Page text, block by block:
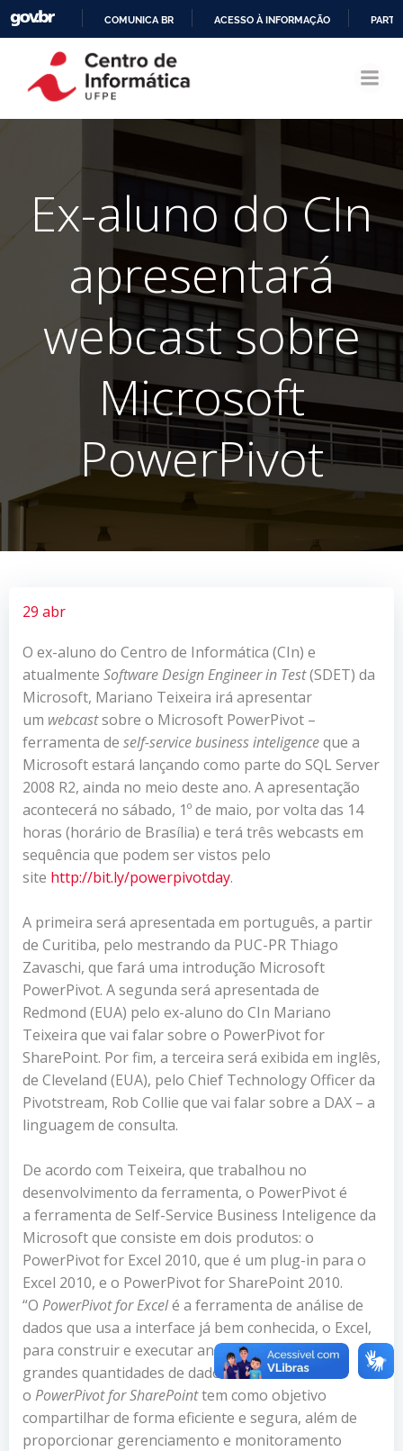
CONTEÚDO
COMUNICA BR ACESSO À INFORMAÇÃO
Ex-aluno do CIn
apresentará
webcast sobre
Microsoft
PowerPivot
29 abr
O ex-aluno do Centro de Informática (CIn) e
atualmente Software Design Engineer in Test(SDET) da
Microsoft, Mariano Teixeira irá apresentar
um webcastsobre o Microsoft PowerPivot –
ferramenta de self-service business inteligenceque a
Microsoft estará lançando como parte do SQL Server
2008 R2, ainda no meio deste ano. A apresentação
acontecerá no sábado, 1º de maio, por volta das 14
horas (horário de Brasília) e terá três webcasts em
sequência que podem ser vistos pelo
site http://bit.ly/powerpivotday.
A primeira será apresentada em português, a partir
de Curitiba, pelo mestrando da PUC-PR Thiago
Zavaschi, que fará uma introdução Microsoft
PowerPivot. A segunda será apresentada de
Redmond (EUA) pelo ex-aluno do CIn Mariano
Teixeira que vai falar sobre o PowerPivot for
SharePoint. Por fim, a terceira será exibida em inglês,
de Cleveland (EUA), pelo Chief Technology Officer da
Pivotstream, Rob Collie que vai falar sobre a DAX – a
linguagem de consulta.
De acordo com Teixeira, que trabalhou no
desenvolvimento da ferramenta, o PowerPivot é
a ferramenta de Self-Service Business Inteligence da
Microsoft que consiste em dois produtos: o
PowerPivot for Excel 2010, que é um plug-in para o
Excel 2010, e o PowerPivot for SharePoint 2010.
“O PowerPivot for Excelé a ferramenta de análise de
dados que usa a interface já bem conhecida, o Excel,
para construir e executar análises interativas de
grandes quantidades de dados em memória e
o PowerPivot for SharePointtem como objetivo
compartilhar de forma eficiente e segura, além de
proporcionar gerenciamento e monitoramento